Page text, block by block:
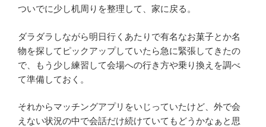
ついでに少し机周りを整理して、家に戻る。
ダラダラしながら明日行くあたりで有名なお菓子とか名
物を探してピックアップしていたら急に緊張してきたの
で、もう少し練習して会場への行き方や乗り換えを調べ
て準備しておく。
それからマッチングアプリをいじっていたけど、外で会
えない状況の中で会話だけ続けていてもどうかなぁと思